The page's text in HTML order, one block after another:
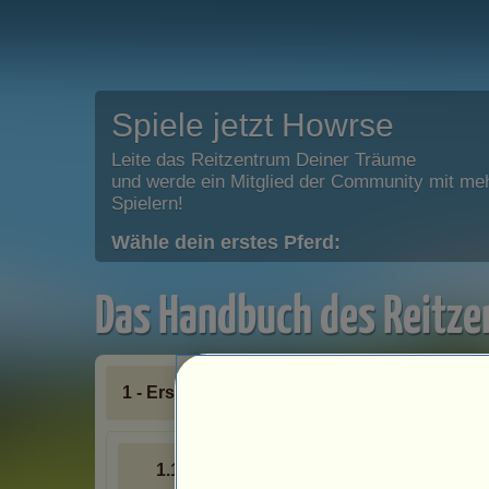
Spiele jetzt Howrse
Leite das Reitzentrum Deiner Träume
und werde ein Mitglied der Community mit
Spielern!
Wähle dein erstes Pferd:
Das Handbuch des
1 - Erstellen und verwalten
1.1 - Allgemeines